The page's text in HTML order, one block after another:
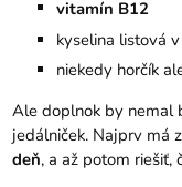
vitamín B12
kyselina listová
niekedy horčík
Ale doplnok by nemal
jedálniček. Najprv má
deň, a až potom riešiť,